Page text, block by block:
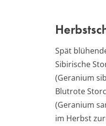
Spät
Sibirische
(Geranium
Blutrote
(Geranium
im Herbst